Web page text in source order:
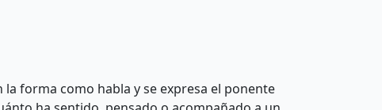
forma como habla y se expresa el ponente